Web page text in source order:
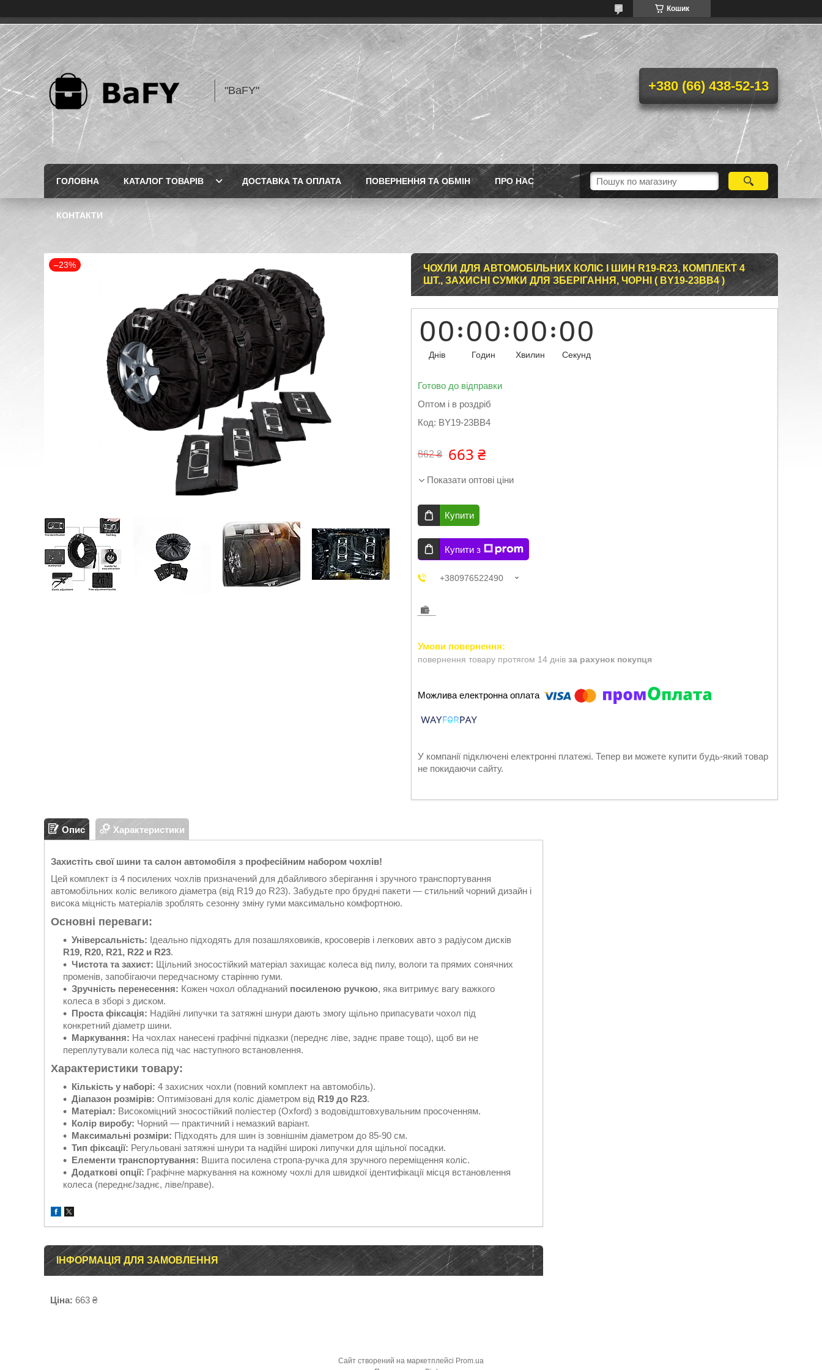
Кошик
"BaFY" +380 (66) 438-52-13
ГОЛОВНА КАТАЛОГ ТОВАРІВ ДОСТАВКА ТА ОПЛАТА ПОВЕРНЕННЯ ТА ОБМІН ПРО НАС
КОНТАКТИ
–23%
ЧОХЛИ ДЛЯ АВТОМОБІЛЬНИХ КОЛІС І ШИН R19-R23, КОМПЛЕКТ 4
ШТ., ЗАХИСНІ СУМКИ ДЛЯ ЗБЕРІГАННЯ, ЧОРНІ ( BY19-23BB4 )
00
Днів
00
Годин
00
Хвилин
00
Секунд
Готово до відправки
Оптом і в роздріб
Код: BY19-23BB4
862 ₴ 663 ₴
Показати оптові ціни
Купити
Купити з
+380976522490
повернення товару протягом 14 днів за рахунок покупця
У компанії підключені електронні платежі. Тепер ви можете купити будь-який товар
не покидаючи сайту.
Опис Характеристики
Захистіть свої шини та салон автомобіля з професійним набором чохлів!
Цей комплект із 4 посилених чохлів призначений для дбайливого зберігання і зручного транспортування
автомобільних коліс великого діаметра (від R19 до R23). Забудьте про брудні пакети — стильний чорний дизайн і
висока міцність матеріалів зроблять сезонну зміну гуми максимально комфортною.
Основні переваги:
Універсальність: Ідеально підходять для позашляховиків, кросоверів і легкових авто з радіусом дисків
R19, R20, R21, R22 и R23.
Чистота та захист: Щільний зносостійкий матеріал захищає колеса від пилу, вологи та прямих сонячних
променів, запобігаючи передчасному старінню гуми.
Зручність перенесення: Кожен чохол обладнаний посиленою ручкою, яка витримує вагу важкого
колеса в зборі з диском.
Проста фіксація: Надійні липучки та затяжні шнури дають змогу щільно припасувати чохол під
конкретний діаметр шини.
Маркування: На чохлах нанесені графічні підказки (переднє ліве, заднє праве тощо), щоб ви не
переплутували колеса під час наступного встановлення.
Характеристики товару:
Кількість у наборі: 4 захисних чохли (повний комплект на автомобіль).
Діапазон розмірів: Оптимізовані для коліс діаметром від R19 до R23.
Матеріал: Високоміцний зносостійкий поліестер (Oxford) з водовідштовхувальним просоченням.
Колір виробу: Чорний — практичний і немазкий варіант.
Максимальні розміри: Підходять для шин із зовнішнім діаметром до 85-90 см.
Тип фіксації: Регульовані затяжні шнури та надійні широкі липучки для щільної посадки.
Елементи транспортування: Вшита посилена стропа-ручка для зручного переміщення коліс.
Додаткові опції: Графічне маркування на кожному чохлі для швидкої ідентифікації місця встановлення
колеса (переднє/заднє, ліве/праве).
ІНФОРМАЦІЯ ДЛЯ ЗАМОВЛЕННЯ
Ціна: 663 ₴
Сайт створений на маркетплейсі Prom.ua